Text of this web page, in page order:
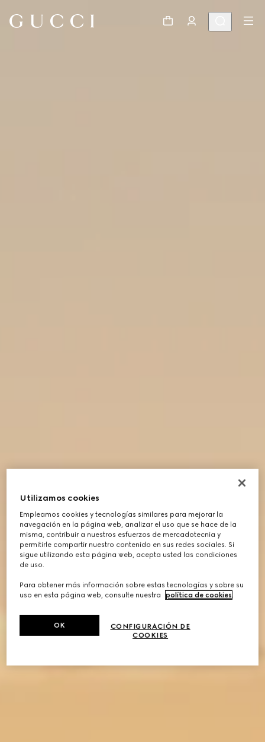
Utilizamos cookies
Empleamos cookies y tecnologías similares para mejorar la
navegación en la página web, analizar el uso que se hace de la
misma, contribuir a nuestros esfuerzos de mercadotecnia y
permitirle compartir nuestro contenido en sus redes sociales. Si
sigue utilizando esta página web, acepta usted las condiciones
de uso.
Para obtener más información sobre estas tecnologías y sobre su
uso en esta página web, consulte nuestra
política de cookies.
CONFIGURACIÓN DE
COOKIES
OK